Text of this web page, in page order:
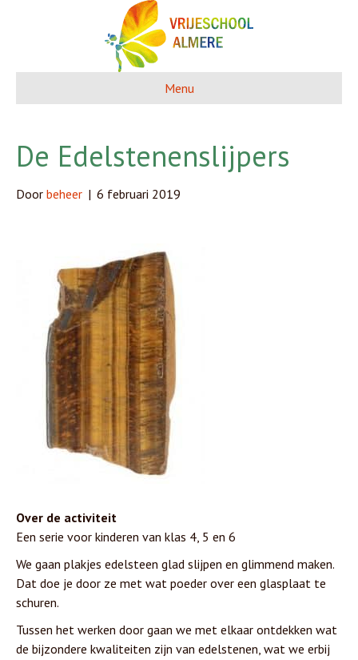
Menu
De Edelstenenslijpers
Door beheer | 6 februari 2019
Over de activiteit
Een serie voor kinderen van klas 4, 5 en 6
We gaan plakjes edelsteen glad slijpen en glimmend maken.
Dat doe je door ze met wat poeder over een glasplaat te
schuren.
Tussen het werken door gaan we met elkaar ontdekken wat
de bijzondere kwaliteiten zijn van edelstenen, wat we erbij